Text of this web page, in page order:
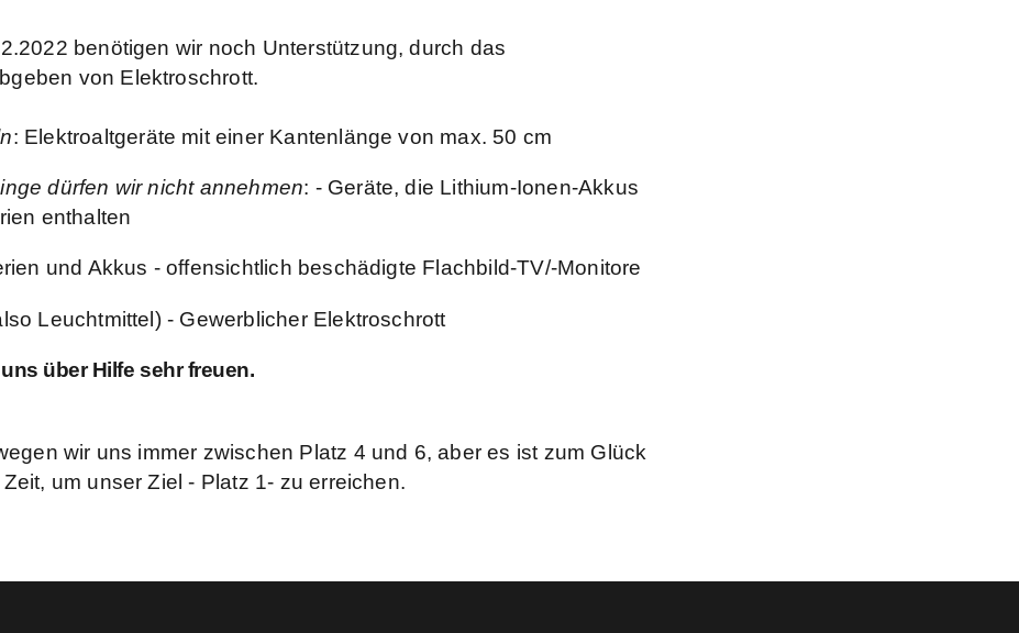
benötigen wir noch Unterstützung, durch das
von Elektroschrott.
: Elektroaltgeräte mit einer Kantenlänge von max. 50 cm
dürfen wir nicht annehmen: - Geräte, die Lithium-Ionen-Akkus
enthalten
und Akkus - offensichtlich beschädigte Flachbild-TV/-Monitore
Leuchtmittel) - Gewerblicher Elektroschrott
über Hilfe sehr freuen.
wir uns immer zwischen Platz 4 und 6, aber es ist zum Glück
um unser Ziel - Platz 1- zu erreichen.